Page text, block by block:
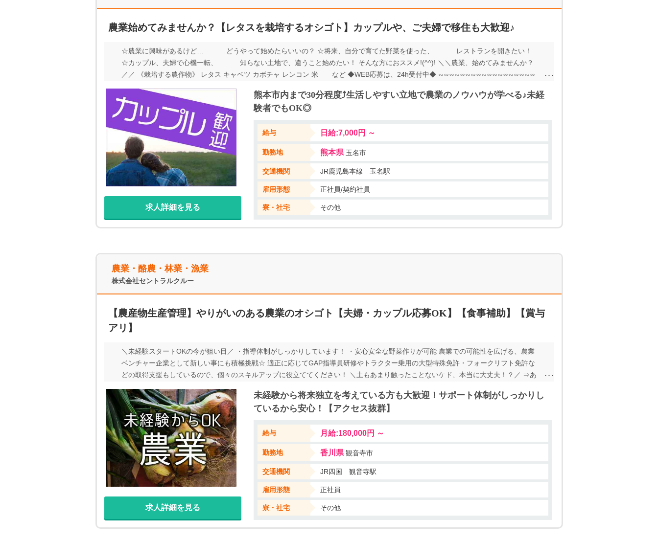
農業始めてみませんか？【レタスを栽培するオシゴト】カップルや、ご夫婦で移住も大歓迎♪
☆農業に興味があるけど… どうやって始めたらいいの？ ☆将来、自分で育てた野菜を使った、 レストランを開きたい！
☆カップル、夫婦で心機一転、 知らない土地で、違うこと始めたい！ そんな方におススメ!(^^)! ＼＼農業、始めてみませんか？
／／ 《栽培する農作物》 レタス キャベツ カボチャ レンコン 米 など ◆WEB応募は、24h受付中◆ ∽∽∽∽∽∽∽∽∽∽∽∽∽∽∽∽∽∽
∽∽∽∽
求人詳細を見る
熊本市内まで30分程度⤴生活しやすい立地で農業のノウハウが学べる♪未経
験者でもOK◎
給与 日給:7,000円 ～
勤務地 熊本県玉名市
交通機関 JR鹿児島本線 玉名駅
雇用形態 正社員/契約社員
寮・社宅 その他
農業・酪農・林業・漁業
株式会社セントラルクルー
【農産物生産管理】やりがいのある農業のオシゴト【夫婦・カップル応募OK】【食事補助】【賞与
アリ】
＼未経験スタートOKの今が狙い目／ ・指導体制がしっかりしています！ ・安心安全な野菜作りが可能 農業での可能性を広げる、農業
ベンチャー企業として新しい事にも積極挑戦☆ 適正に応じてGAP指導員研修やトラクター乗用の大型特殊免許・フォークリフト免許な
どの取得支援もしているので、個々のスキルアップに役立ててください！ ＼土もあまり触ったことないケド、本当に大丈夫！？／ ⇒あ
がありますので、 当社担当者にお気軽にお問合せください♪ ∽∽∽∽∽∽∽∽∽∽∽∽∽∽∽∽∽∽∽∽∽∽
求人詳細を見る
未経験から将来独立を考えている方も大歓迎！サポート体制がしっかりし
ているから安心！【アクセス抜群】
給与 月給:180,000円 ～
勤務地 香川県観音寺市
交通機関 JR四国 観音寺駅
雇用形態 正社員
寮・社宅 その他